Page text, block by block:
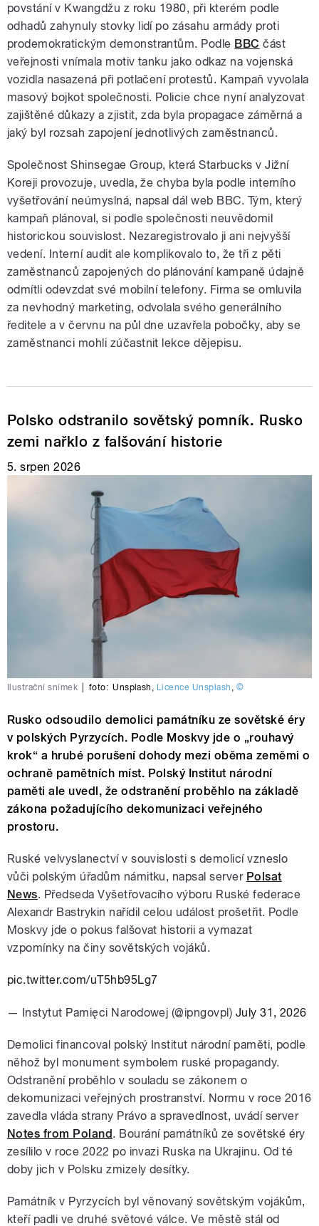
povstání v Kwangdžu z roku 1980, při kterém podle
odhadů zahynuly stovky lidí po zásahu armády proti
prodemokratickým demonstrantům. Podle BBC část
veřejnosti vnímala motiv tanku jako odkaz na vojenská
vozidla nasazená při potlačení protestů. Kampaň vyvolala
masový bojkot společnosti. Policie chce nyní analyzovat
zajištěné důkazy a zjistit, zda byla propagace záměrná a
jaký byl rozsah zapojení jednotlivých zaměstnanců.
Společnost Shinsegae Group, která Starbucks v Jižní
Koreji provozuje, uvedla, že chyba byla podle interního
vyšetřování neúmyslná, napsal dál web BBC. Tým, který
kampaň plánoval, si podle společnosti neuvědomil
historickou souvislost. Nezaregistrovalo ji ani nejvyšší
vedení. Interní audit ale komplikovalo to, že tři z pěti
zaměstnanců zapojených do plánování kampaně údajně
odmítli odevzdat své mobilní telefony. Firma se omluvila
za nevhodný marketing, odvolala svého generálního
ředitele a v červnu na půl dne uzavřela pobočky, aby se
zaměstnanci mohli zúčastnit lekce dějepisu.
Polsko odstranilo sovětský pomník. Rusko
zemi nařklo z falšování historie
5. srpen 2026
Ilustrační snímek foto: Unsplash , Licence Unsplash , ©
Rusko odsoudilo demolici památníku ze sovětské éry
v polských Pyrzycích. Podle Moskvy jde o „rouhavý
krok“ a hrubé porušení dohody mezi oběma zeměmi o
ochraně pamětních míst. Polský Institut národní
paměti ale uvedl, že odstranění proběhlo na základě
zákona požadujícího dekomunizaci veřejného
prostoru.
Ruské velvyslanectví v souvislosti s demolicí vzneslo
vůči polským úřadům námitku, napsal server Polsat
News. Předseda Vyšetřovacího výboru Ruské federace
Alexandr Bastrykin nařídil celou událost prošetřit. Podle
Moskvy jde o pokus falšovat historii a vymazat
vzpomínky na činy sovětských vojáků.
pic.twitter.com/uT5hb95Lg7
— Instytut Pamięci Narodowej (@ipngovpl) July 31, 2026
Demolici financoval polský Institut národní paměti, podle
něhož byl monument symbolem ruské propagandy.
Odstranění proběhlo v souladu se zákonem o
dekomunizaci veřejných prostranství. Normu v roce 2016
zavedla vláda strany Právo a spravedlnost, uvádí server
Notes from Poland. Bourání památníků ze sovětské éry
zesílilo v roce 2022 po invazi Ruska na Ukrajinu. Od té
doby jich v Polsku zmizely desítky.
Památník v Pyrzycích byl věnovaný sovětským vojákům,
kteří padli ve druhé světové válce. Ve městě stál od